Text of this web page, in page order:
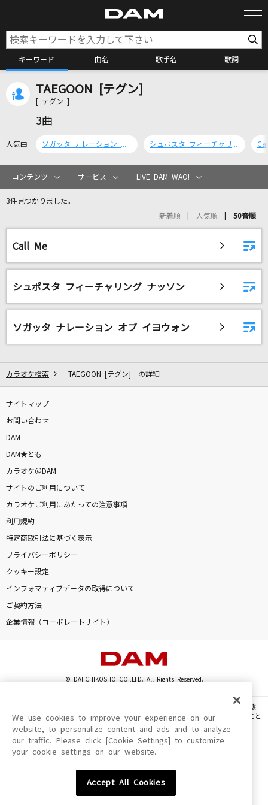
キーワード 曲名 歌手名 歌詞
カラオケ検索
カラオケリクエスト
Love is...
加藤ミリヤ
神野美伽
みかんハート
C&K
奏(かなで)
スキマスイッチ
聖者の行進
キタニタツヤ
紅蓮華
[生音]夢をかなえてドラえもん(ドラえもんアニ
メバージョン)
mao
Diamond Heart [ダイアモンド・ハート]
Alan Walker & Sophia Somajo
もっと見る
DAMの新曲・ランキングなど
カラオケ最新情報をチェック！
TAEGOON [テグン]
[ テグン ]
3曲
人気曲 ソガッタ ナレーション オブ イヨウォン シュポスタ フィーチャリング ナッソン
コンテンツ サービス LIVE DAM WAO!
3件見つかりました。
新着順 人気順 50音順
Call Me
シュポスタ フィーチャリング ナッソン
ソガッタ ナレーション オブ イヨウォン
カラオケ検索 「TAEGOON [テグン]」の詳細
サイトマップ
お問い合わせ
DAM
DAM★とも
カラオケ＠DAM
サイトのご利用について
カラオケご利用にあたっての注意事項
利用規約
特定商取引法に基づく表示
プライバシーポリシー
クッキー設定
インフォマティブデータの取得について
ご契約方法
企業情報（コーポレートサイト）
© DAIICHIKOSHO CO.,LTD. All Rights Reserved.
このサイトに掲載されている一切の文章・画像・写真・動画・音声等を、手段や形態
を問わず、著作権法の定める範囲を超えて無断で複製、転載、ファイル化などすること
を禁じます。
楽曲及びコンテンツは、機種によりご利用いただけない場合があります。
楽曲及びコンテンツの配信日、配信内容が変更になる場合があります。
We use cookies to improve your experience on our
website, to personalize content and ads and to analyze
our traffic. Please click [Cookie Settings] to customize
your cookie settings on our website.
Accept All Cookies